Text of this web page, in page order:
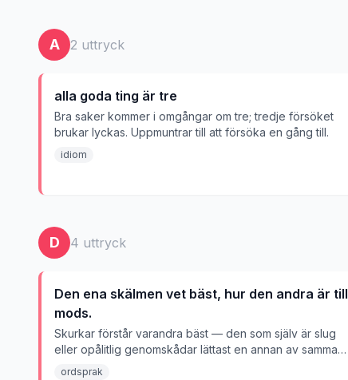
A 2 uttryck
alla goda ting är tre
Bra saker kommer i omgångar om tre; tredje försöket
brukar lyckas. Uppmuntrar till att försöka en gång till.
idiom
D 4 uttryck
Den ena skälmen vet bäst, hur den andra är till
mods.
Skurkar förstår varandra bäst — den som själv är slug
eller opålitlig genomskådar lättast en annan av samma
slag.
ordsprak